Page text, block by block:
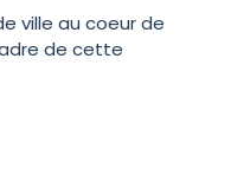
ville au coeur de
de cette